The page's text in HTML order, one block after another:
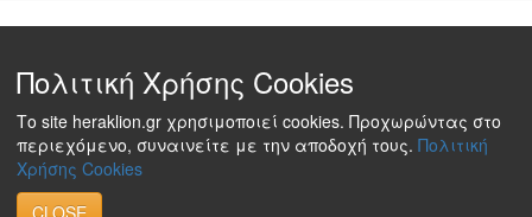
Πολιτική Χρήσης Cookies
Το site heraklion.gr χρησιμοποιεί cookies. Προχωρώντας στο
περιεχόμενο, συναινείτε με την αποδοχή τους. Πολιτική
Χρήσης Cookies
CLOSE